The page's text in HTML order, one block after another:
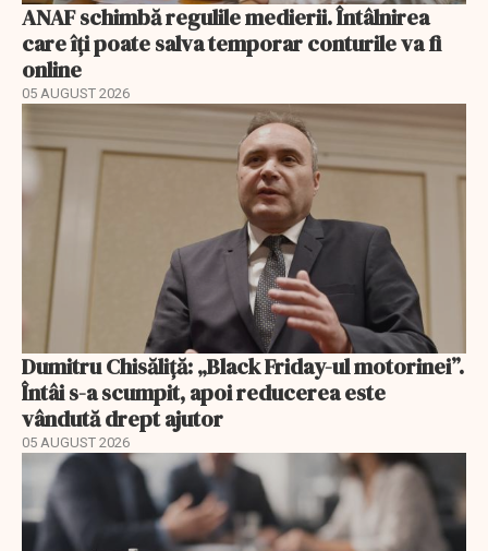
ANAF schimbă regulile medierii. Întâlnirea
care îți poate salva temporar conturile va fi
online
05 AUGUST 2026
Dumitru Chisăliță: „Black Friday-ul motorinei”.
Întâi s-a scumpit, apoi reducerea este
vândută drept ajutor
05 AUGUST 2026